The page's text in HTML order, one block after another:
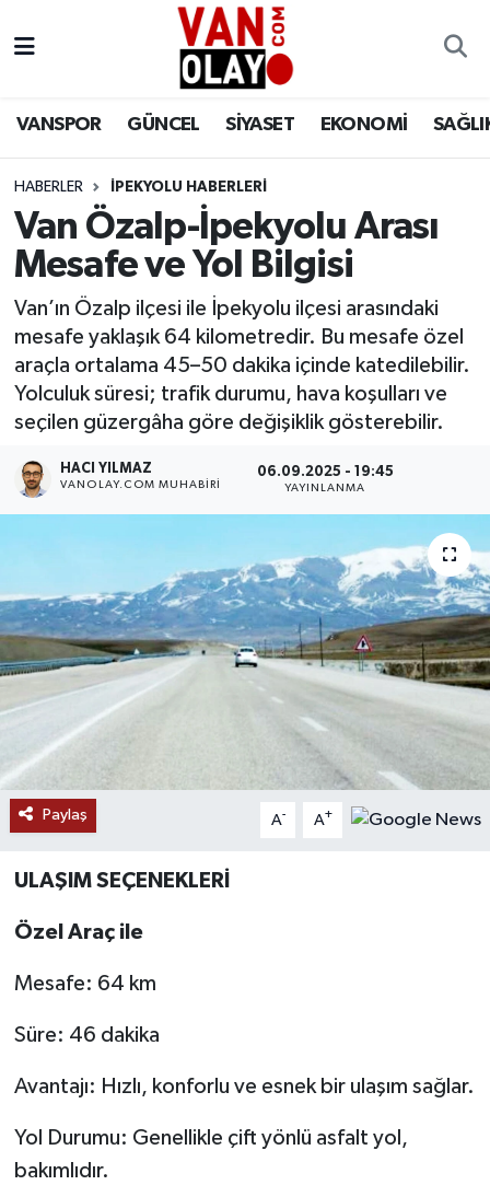
VANSPOR GÜNCEL SİYASET EKONOMİ
HABERLER İPEKYOLU HABERLERİ
Van Özalp-İpekyolu Arası
Mesafe ve Yol Bilgisi
Van’ın Özalp ilçesi ile İpekyolu ilçesi arasındaki
mesafe yaklaşık 64 kilometredir. Bu mesafe özel
araçla ortalama 45–50 dakika içinde katedilebilir.
Yolculuk süresi; trafik durumu, hava koşulları ve
seçilen güzergâha göre değişiklik gösterebilir.
HACI YILMAZ
VANOLAY.COM MUHABIRI
06.09.2025 - 19:45
YAYINLANMA
Paylaş A- A+
ULAŞIM SEÇENEKLERİ
Özel Araç ile
Mesafe: 64 km
Süre: 46 dakika
Avantajı: Hızlı, konforlu ve esnek bir ulaşım sağlar.
Yol Durumu: Genellikle çift yönlü asfalt yol,
bakımlıdır.
Siyaset
Ekonomi
Sağlık
Eğitim
Bilim & Teknoloji
Dünya
Van Nöbetçi Eczaneler
Van Namaz Vakitleri
Van Trafik Yoğunluk Haritası
Süper Lig Puan Durumu ve Fikstür
Tüm Manşetler
Son Dakika Haberleri
Haber Arşivi